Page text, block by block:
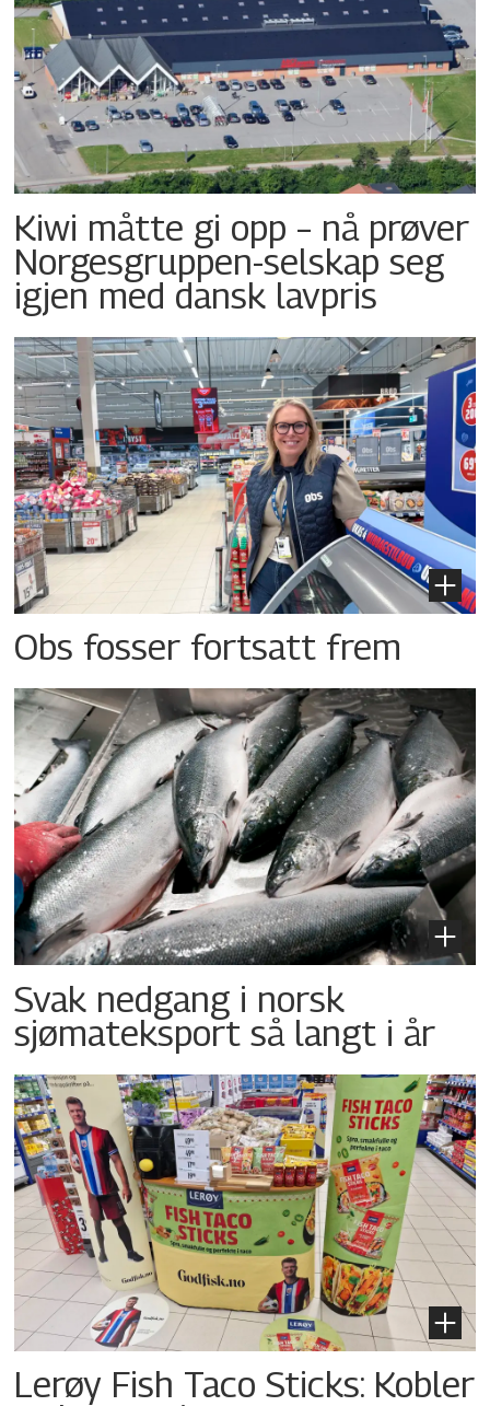
Kiwi måtte gi opp – nå prøver
Norgesgruppen-selskap seg
igjen med dansk lavpris
Obs fosser fortsatt frem
Svak nedgang i norsk
sjømateksport så langt i år
Lerøy Fish Taco Sticks: Kobler